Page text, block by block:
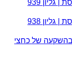
939
938
בהשקעה של כחצי